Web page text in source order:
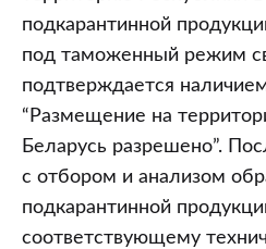
подкарантинной
под таможенный режим
подтверждается
“Размещение на
Беларусь разрешено”.
с отбором и анализом
подкарантинной
соответствующему